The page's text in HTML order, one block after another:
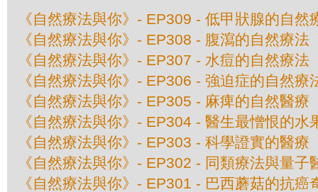
《自然療法與你》- EP309 - 低甲狀腺的自然
《自然療法與你》- EP308 - 腹瀉的自然療法
《自然療法與你》- EP307 - 水痘的自然療法
《自然療法與你》- EP306 - 強迫症的自然療
《自然療法與你》- EP305 - 麻痺的自然醫療
《自然療法與你》- EP304 - 醫生最憎恨的水
《自然療法與你》- EP303 - 科學證實的醫療
《自然療法與你》- EP302 - 同類療法與量子
《自然療法與你》- EP301 - 巴西蘑菇的抗癌